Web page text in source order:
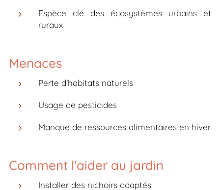
Espèce clé des écosystèmes urbains et
ruraux
Menaces
Perte d'habitats naturels
Usage de pesticides
Manque de ressources alimentaires en hiver
Comment l'aider au jardin
Installer des nichoirs adaptés